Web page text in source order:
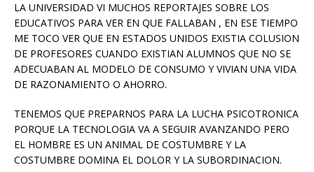
LA UNIVERSIDAD VI MUCHOS REPORTAJES SOBRE LOS
EDUCATIVOS PARA VER EN QUE FALLABAN , EN ESE TIEMPO
ME TOCO VER QUE EN ESTADOS UNIDOS EXISTIA COLUSION
DE PROFESORES CUANDO EXISTIAN ALUMNOS QUE NO SE
ADECUABAN AL MODELO DE CONSUMO Y VIVIAN UNA VIDA
DE RAZONAMIENTO O AHORRO.
TENEMOS QUE PREPARNOS PARA LA LUCHA PSICOTRONICA
PORQUE LA TECNOLOGIA VA A SEGUIR AVANZANDO PERO
EL HOMBRE ES UN ANIMAL DE COSTUMBRE Y LA
COSTUMBRE DOMINA EL DOLOR Y LA SUBORDINACION.